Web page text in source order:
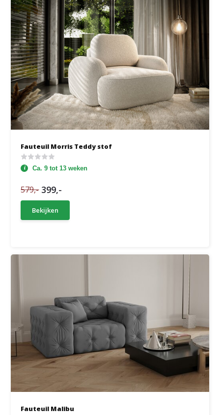
Fauteuil Morris Teddy stof
Ca. 9 tot 13 weken
579,- 399,-
Bekijken
Fauteuil Malibu